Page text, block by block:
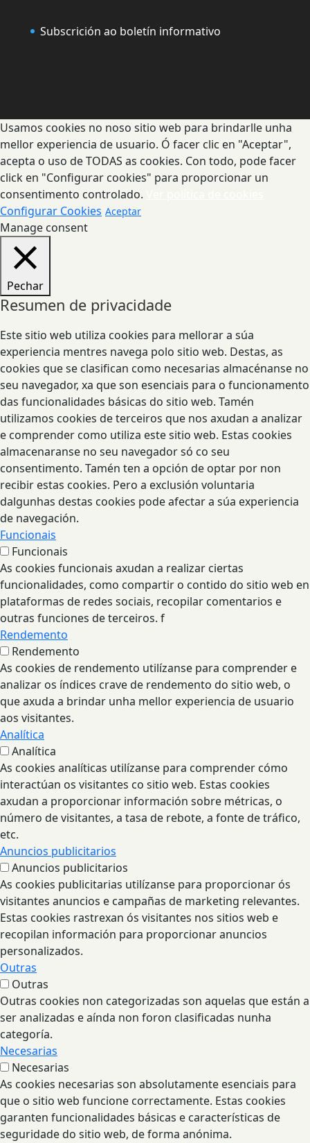
Subscrición ao boletín informativo
Usamos cookies no noso sitio web para brindarlle unha
mellor experiencia de usuario. Ó facer clic en "Aceptar",
acepta o uso de TODAS as cookies. Con todo, pode facer
click en "Configurar cookies" para proporcionar un
consentimento controlado.
Configurar Cookies Aceptar
Manage consent
Pechar
Resumen de privacidade
Este sitio web utiliza cookies para mellorar a súa
experiencia mentres navega polo sitio web. Destas, as
cookies que se clasifican como necesarias almacénanse no
seu navegador, xa que son esenciais para o funcionamento
das funcionalidades básicas do sitio web. Tamén
utilizamos cookies de terceiros que nos axudan a analizar
e comprender como utiliza este sitio web. Estas cookies
almacenaranse no seu navegador só co seu
consentimento. Tamén ten a opción de optar por non
recibir estas cookies. Pero a exclusión voluntaria
dalgunhas destas cookies pode afectar a súa experiencia
de navegación.
Funcionais
Funcionais
As cookies funcionais axudan a realizar ciertas
funcionalidades, como compartir o contido do sitio web en
plataformas de redes sociais, recopilar comentarios e
outras funciones de terceiros. f
Rendemento
Rendemento
As cookies de rendemento utilízanse para comprender e
analizar os índices crave de rendemento do sitio web, o
que axuda a brindar unha mellor experiencia de usuario
aos visitantes.
Analítica
Analítica
As cookies analíticas utilízanse para comprender cómo
interactúan os visitantes co sitio web. Estas cookies
axudan a proporcionar información sobre métricas, o
número de visitantes, a tasa de rebote, a fonte de tráfico,
etc.
Anuncios publicitarios
Anuncios publicitarios
As cookies publicitarias utilízanse para proporcionar ós
visitantes anuncios e campañas de marketing relevantes.
Estas cookies rastrexan ós visitantes nos sitios web e
recopilan información para proporcionar anuncios
personalizados.
Outras
Outras
Outras cookies non categorizadas son aquelas que están a
ser analizadas e aínda non foron clasificadas nunha
categoría.
Necesarias
Necesarias
As cookies necesarias son absolutamente esenciais para
que o sitio web funcione correctamente. Estas cookies
garanten funcionalidades básicas e características de
seguridade do sitio web, de forma anónima.